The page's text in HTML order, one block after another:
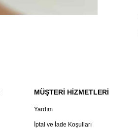
MÜŞTERİ HİZMETLERİ
Yardım
İptal ve İade Koşulları